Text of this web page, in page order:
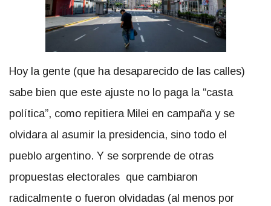
Hoy la gente (que ha desaparecido de las calles)
sabe bien que este ajuste no lo paga la “casta
política”, como repitiera Milei en campaña y se
olvidara al asumir la presidencia, sino todo el
pueblo argentino. Y se sorprende de otras
propuestas electorales que cambiaron
radicalmente o fueron olvidadas (al menos por